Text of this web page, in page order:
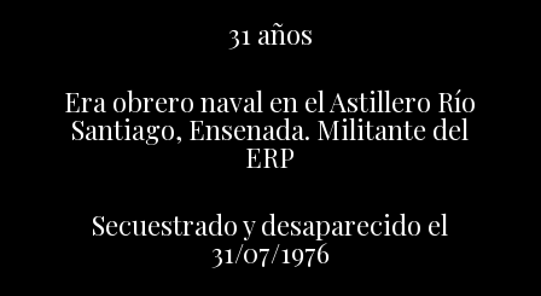
31 años
Era obrero naval en el Astillero Río
Santiago, Ensenada. Militante del
ERP
Secuestrado y desaparecido el
31/07/1976